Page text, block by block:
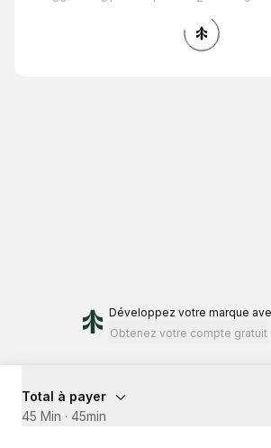
Développez votre marque
Obtenez votre compte gratuit
Total à payer
45 Min · 45min